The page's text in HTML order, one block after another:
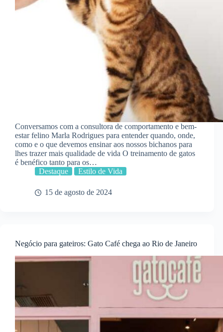
Conversamos com a consultora de comportamento e bem-
estar felino Marla Rodrigues para entender quando, onde,
como e o que devemos ensinar aos nossos bichanos para
lhes trazer mais qualidade de vida O treinamento de gatos
é benéfico tanto para os…
Destaque
Estilo de Vida
15 de agosto de 2024
Negócio para gateiros: Gato Café chega ao Rio de Janeiro